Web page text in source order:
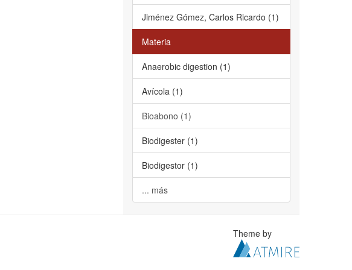
Jiménez Gómez, Carlos Ricardo (1)
Materia
Anaerobic digestion (1)
Avícola (1)
Bioabono (1)
Biodigester (1)
Biodigestor (1)
... más
Theme by